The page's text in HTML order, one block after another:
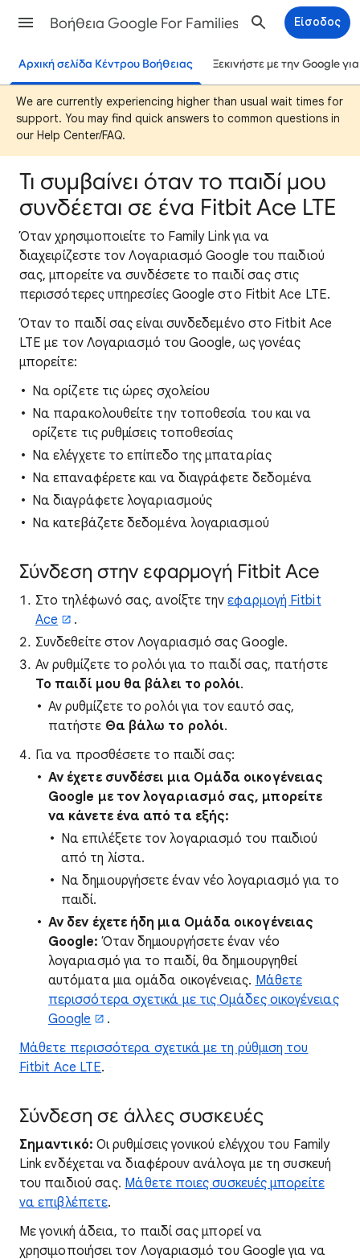
Βοήθεια Google For Families Είσοδος
Αρχική σελίδα Κέντρου Βοήθειας Ξεκινήστε με την Google
We are currently experiencing higher than usual wait times for
support. You may find quick answers to common questions in
our Help Center/FAQ.
Τι συμβαίνει όταν το παιδί μου
συνδέεται σε ένα Fitbit Ace LTE
Όταν χρησιμοποιείτε το Family Link για να
διαχειρίζεστε τον Λογαριασμό Google του παιδιού
σας, μπορείτε να συνδέσετε το παιδί σας στις
περισσότερες υπηρεσίες Google στο Fitbit Ace LTE.
Όταν το παιδί σας είναι συνδεδεμένο στο Fitbit Ace
LTE με τον Λογαριασμό του Google, ως γονέας
μπορείτε:
Να ορίζετε τις ώρες σχολείου
Να παρακολουθείτε την τοποθεσία του και να
ορίζετε τις ρυθμίσεις τοποθεσίας
Να ελέγχετε το επίπεδο της μπαταρίας
Να επαναφέρετε και να διαγράφετε δεδομένα
Να διαγράφετε λογαριασμούς
Να κατεβάζετε δεδομένα λογαριασμού
Σύνδεση στην εφαρμογή Fitbit Ace
Στο τηλέφωνό σας, ανοίξτε τηνεφαρμογή Fitbit
Ace
.
Συνδεθείτε στον Λογαριασμό σας Google.
Αν ρυθμίζετε το ρολόι για το παιδί σας, πατήστε
Το παιδί μου θα βάλει το ρολόι.
Αν ρυθμίζετε το ρολόι για τον εαυτό σας,
πατήστε Θα βάλω το ρολόι.
Για να προσθέσετε το παιδί σας:
Αν έχετε συνδέσει μια Ομάδα οικογένειας
Google με τον λογαριασμό σας, μπορείτε
να κάνετε ένα από τα εξής:
Να επιλέξετε τον λογαριασμό του παιδιού
από τη λίστα.
Να δημιουργήσετε έναν νέο λογαριασμό για το
παιδί.
Αν δεν έχετε ήδη μια Ομάδα οικογένειας
Google: Όταν δημιουργήσετε έναν νέο
λογαριασμό για το παιδί, θα δημιουργηθεί
αυτόματα μια ομάδα οικογένειας. Μάθετε
περισσότερα σχετικά με τις Ομάδες οικογένειας
Google
.
Μάθετε περισσότερα σχετικά με τη ρύθμιση του
Fitbit Ace LTE.
Σύνδεση σε άλλες συσκευές
Σημαντικό: Οι ρυθμίσεις γονικού ελέγχου του Family
Link ενδέχεται να διαφέρουν ανάλογα με τη συσκευή
του παιδιού σας. Μάθετε ποιες συσκευές μπορείτε
να επιβλέπετε.
Με γονική άδεια, το παιδί σας μπορεί να
χρησιμοποιήσει τον Λογαριασμό του Google για να